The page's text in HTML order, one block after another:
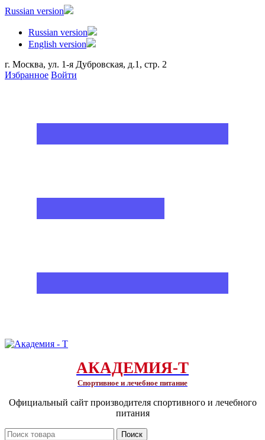
Russian version
Russian version
English version
г. Москва, ул. 1-я Дубровская, д.1, стр. 2
Избранное Войти
АКАДЕМИЯ-Т
Спортивное и лечебное питание
Официальный сайт производителя спортивного и лечебного
питания
Поиск